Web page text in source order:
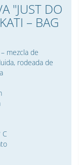
"JUST DO
– BAG
mezcla de
rodeada de
C